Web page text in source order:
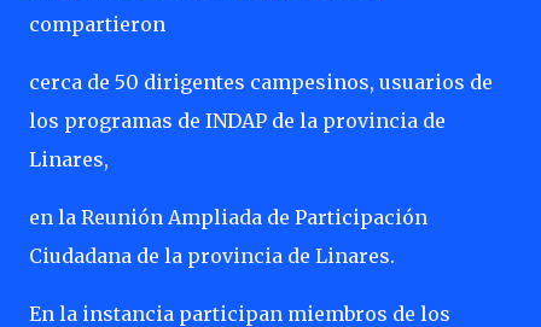
compartieron
cerca de 50 dirigentes campesinos, usuarios de
los programas de INDAP de la provincia de
Linares,
en la Reunión Ampliada de Participación
Ciudadana de la provincia de Linares.
En la instancia participan miembros de los